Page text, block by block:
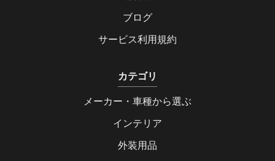
ブログ
サービス利用規約
カテゴリ
メーカー・車種から選ぶ
インテリア
外装用品